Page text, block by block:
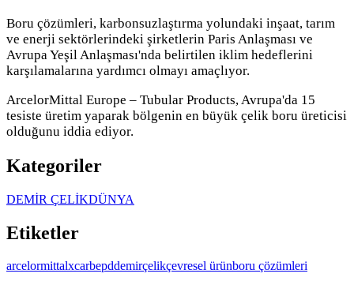
Boru çözümleri, karbonsuzlaştırma yolundaki inşaat, tarım
ve enerji sektörlerindeki şirketlerin Paris Anlaşması ve
Avrupa Yeşil Anlaşması'nda belirtilen iklim hedeflerini
karşılamalarına yardımcı olmayı amaçlıyor.
ArcelorMittal Europe – Tubular Products, Avrupa'da 15
tesiste üretim yaparak bölgenin en büyük çelik boru üreticisi
olduğunu iddia ediyor.
Kategoriler
DEMİR ÇELİKDÜNYA
Etiketler
arcelormittalxcarbepddemirçelikçevresel ürünboru çözümleri